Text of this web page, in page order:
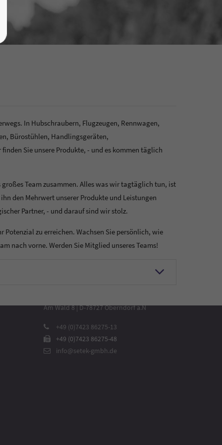
In Hubschraubern, Flugzeugen, Rennwagen,
Bürostühlen, Handlingsgeräten,
Sie unsere Produkte, - und es kommen täglich
Team zusammen. Alles was wir tagtäglich tun, ist
den Mehrwert unserer Produkte und Leistungen
Partner, - und darauf sind wir stolz.
Potenzial zu erreichen. Wachsen Sie persönlich, wie
nach vorne. Werden Sie Mitglied unseres Teams!
Am Wald 8 | D-78727 Oberndorf a.N
+49 (0)7423 86275-13
+49 (0)7423 86275-48
info@setek-gmbh.de